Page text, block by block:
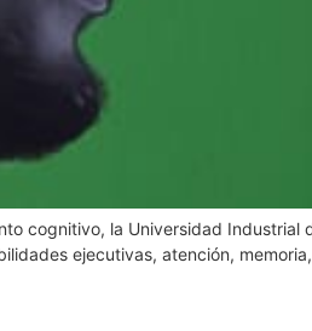
cognitivo, la Universidad Industrial
ejecutivas, atención, memoria,